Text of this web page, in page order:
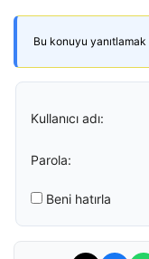
Bu konuyu yanıtlamak
Kullanıcı adı:
Parola:
Beni hatırla